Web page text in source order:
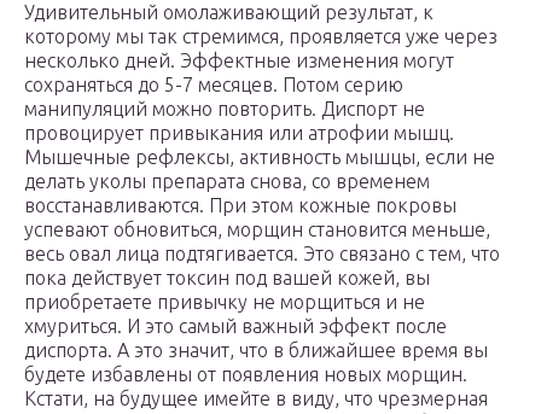
Удивительный омолаживающий результат, к
которому мы так стремимся, проявляется уже через
несколько дней. Эффектные изменения могут
сохраняться до 5-7 месяцев. Потом серию
манипуляций можно повторить. Диспорт не
провоцирует привыкания или атрофии мышц.
Мышечные рефлексы, активность мышцы, если не
делать уколы препарата снова, со временем
восстанавливаются. При этом кожные покровы
успевают обновиться, морщин становится меньше,
весь овал лица подтягивается. Это связано с тем, что
пока действует токсин под вашей кожей, вы
приобретаете привычку не морщиться и не
хмуриться. И это самый важный эффект после
диспорта. А это значит, что в ближайшее время вы
будете избавлены от появления новых морщин.
Кстати, на будущее имейте в виду, что чрезмерная